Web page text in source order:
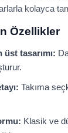
kolayca
Özellikler
tasarımı:
Takıma
Klasik ve